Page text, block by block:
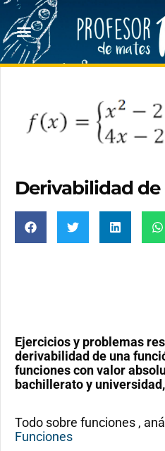
Derivabilidad
Ejercicios y problemas
derivabilidad de una
funciones con valor
bachillerato y universidad,
Todo sobre funciones ,
Funciones